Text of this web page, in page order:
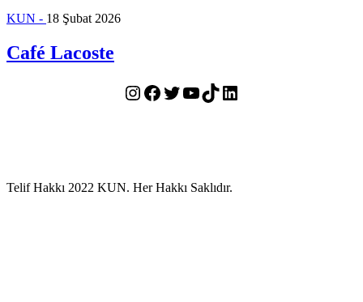
KUN - 18 Şubat 2026
Café Lacoste
Instagram
Facebook
Twitter
YouTube
TikTokLinkedIn
Telif Hakkı 2022 KUN. Her Hakkı Saklıdır.